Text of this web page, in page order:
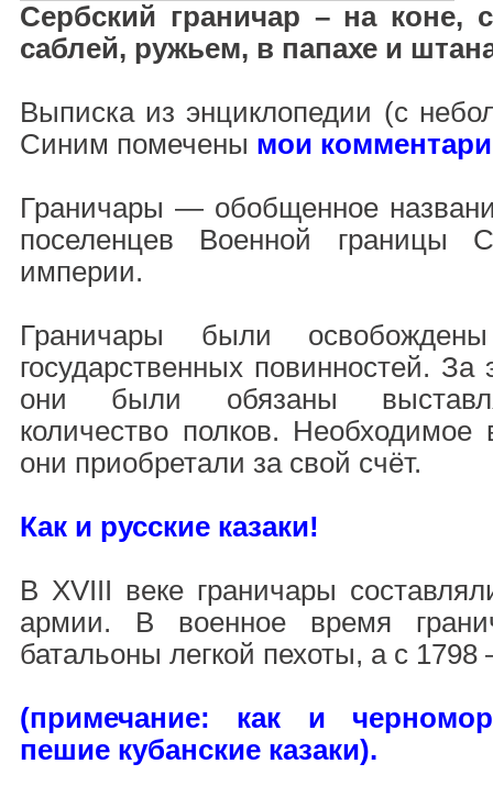
Сербский граничар – на коне,
саблей, ружьем, в папахе и
Выписка из энциклопедии (с
Синим помечены мои
Граничары — обобщенное
поселенцев Военной границы
империи.
Граничары были
государственных повинностей.
они были обязаны
количество полков. Необходимое
они приобретали за свой счёт.
Как и русские казаки!
В XVIII веке граничары
армии. В военное время
батальоны легкой пехоты, а с
(примечание: как и
пешие кубанские казаки).